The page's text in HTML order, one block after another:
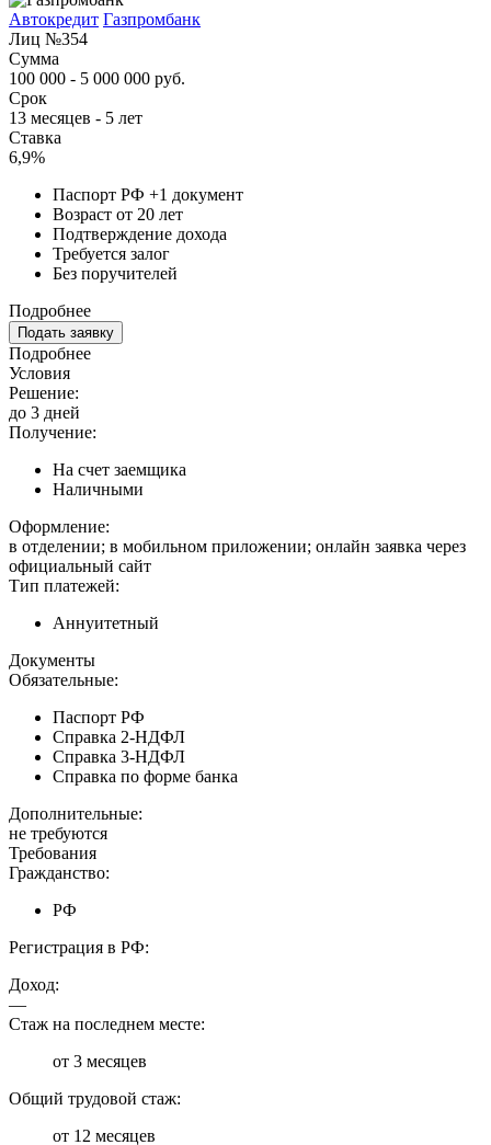
Автокредит Газпромбанк
Лиц №354
Сумма
100 000 - 5 000 000 руб.
Срок
13 месяцев - 5 лет
Ставка
6,9%
Паспорт РФ +1 документ
Возраст от 20 лет
Подтверждение дохода
Требуется залог
Без поручителей
Подробнее
Подать заявку
Подробнее
Условия
Решение:
до 3 дней
Получение:
На счет заемщика
Наличными
Оформление:
в отделении; в мобильном приложении; онлайн заявка через
официальный сайт
Тип платежей:
Аннуитетный
Документы
Обязательные:
Паспорт РФ
Справка 2-НДФЛ
Справка 3-НДФЛ
Справка по форме банка
Дополнительные:
не требуются
Требования
Гражданство:
РФ
Регистрация в РФ:
Доход:
—
Стаж на последнем месте:
от 3 месяцев
Общий трудовой стаж:
от 12 месяцев